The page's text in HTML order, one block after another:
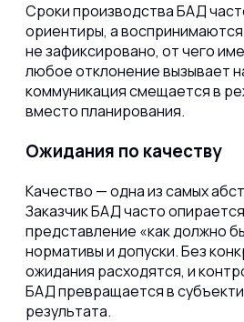
Сроки производства БАД
ориентиры, а
не зафиксировано, от чего
любое отклонение вызывает
коммуникация смещается в
вместо планирования.
Ожидания по качеству
Качество — одна из самых
Заказчик БАД часто
представление «как должно
нормативы и допуски. Без
ожидания расходятся, и
БАД превращается в
результата.